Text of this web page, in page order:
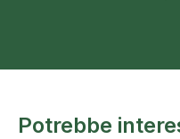
Potrebbe